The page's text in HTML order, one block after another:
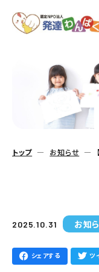
トップ お知らせ
2025.10.31 お知
シェアする ツ